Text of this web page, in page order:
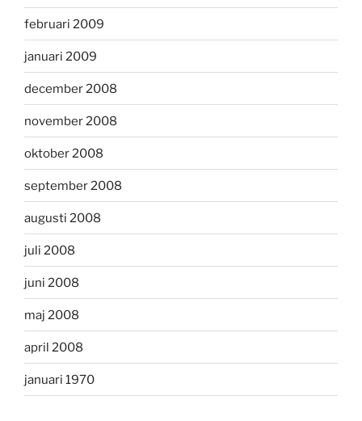
februari 2009
januari 2009
december 2008
november 2008
oktober 2008
september 2008
augusti 2008
juli 2008
juni 2008
maj 2008
april 2008
januari 1970